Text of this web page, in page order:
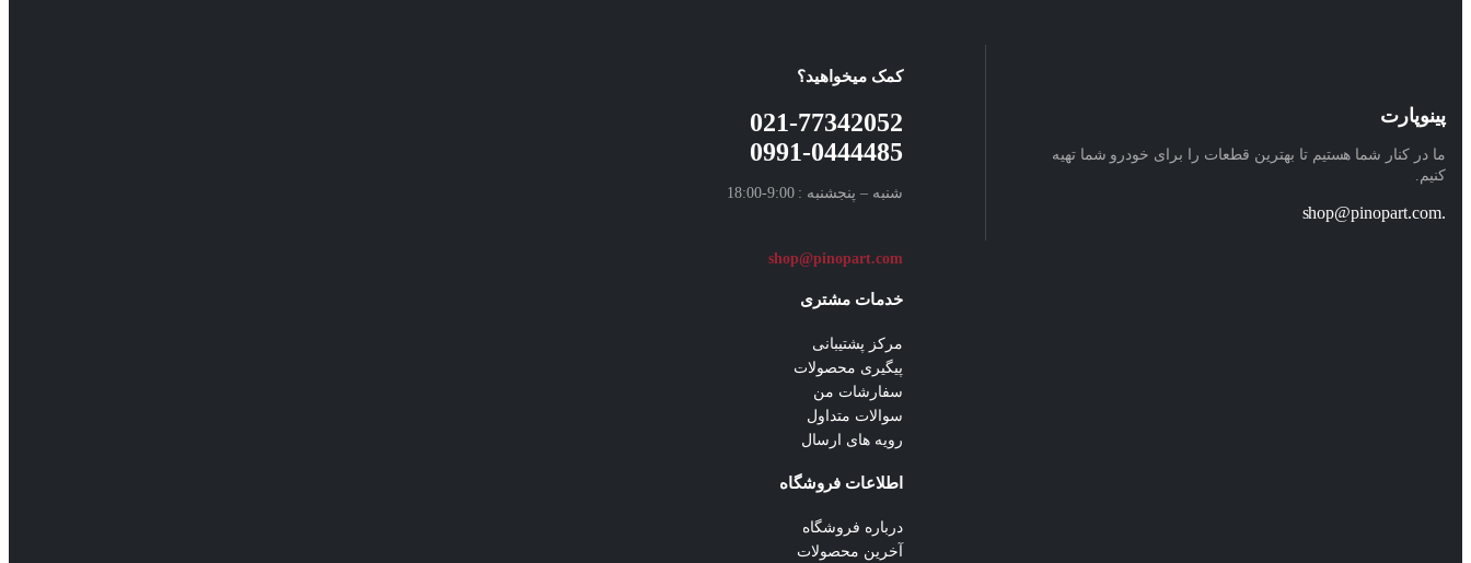
پینوپارت
ما در کنار شما هستیم تا بهترین قطعات را برای خودرو شما تهیه
کنیم.
.shop@pinopart.com
کمک میخواهید؟
021-77342052
0991-0444485
شنبه – پنجشنبه : 9:00-18:00
shop@pinopart.com
خدمات مشتری
مرکز پشتیبانی
پیگیری محصولات
سفارشات من
سوالات متداول
رویه های ارسال
اطلاعات فروشگاه
درباره فروشگاه
آخرین محصولات